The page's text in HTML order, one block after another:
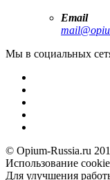
Email
Мы в социальных
© Opium-Russia.ru
Использование cookie
Для улучшения